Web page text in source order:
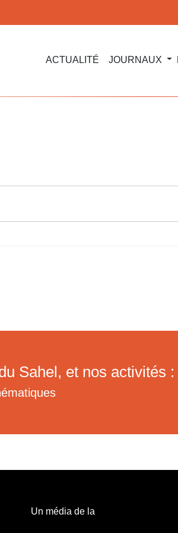
ACTUALITÉ JOURNAUX
Sahel, et nos activités :
Un média de la